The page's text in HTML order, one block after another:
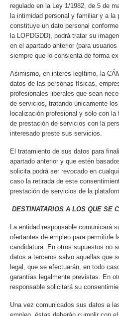
regulado en la Ley 1/1982, de 5 de
la intimidad personal y familiar y a la
constituye un dato personal
la LOPDGDD), podrá tratar su
en el apartado anterior (para
siempre que lo consienta de forma
Asimismo, en interés legítimo, la
datos de las personas físicas,
profesionales liberales que sean
de servicios, tratando únicamente
localización profesional y sólo con
de prestación de servicios con la
interesado preste sus servicios.
El tratamiento de sus datos para
apartado anterior y que estén
solicita podrá ser revocado en
caso la retirada de este
prestación de servicios de la
DESTINATARIOS A LOS QUE SE
La entidad responsable comunicará
ofertantes de empleo para permitirle
candidatura. En otros supuestos no
datos a terceros salvo aquellas que
legal, que se efectuarán, en todo
garantías legalmente previstas. En
responsable solicitará su
Una vez comunicados sus datos a